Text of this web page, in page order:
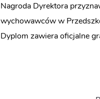
Nagroda Dyrektora
wychowawców w
Dyplom zawiera oficjalne